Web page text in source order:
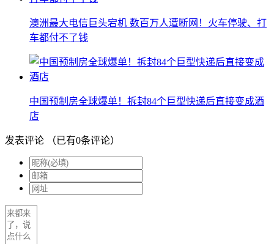
澳洲最大电信巨头宕机 数百万人遭断网！火车停驶、打
车都付不了钱
中国预制房全球爆单！拆封84个巨型快递后直接变成酒
店
发表评论 （已有0条评论）